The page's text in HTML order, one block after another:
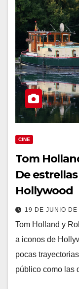
CINE
Tom
De
Hollywood
19 DE JUNIO DE
Tom Holland y
a iconos de
pocas
público como las